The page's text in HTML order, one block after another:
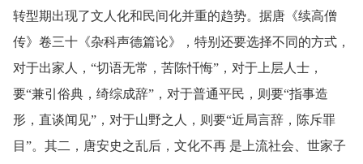
转型期出现了文人化和民间化并重的趋势。据唐《续高僧
传》卷三十《杂科声德篇论》，特别还要选择不同的方式，
对于出家人，“切语无常，苦陈忏悔”，对于上层人士，
要“兼引俗典，绮综成辞”，对于普通平民，则要“指事造
形，直谈闻见”，对于山野之人，则要“近局言辞，陈斥罪
目”。其二，唐安史之乱后，文化不再 是上流社会、世家子